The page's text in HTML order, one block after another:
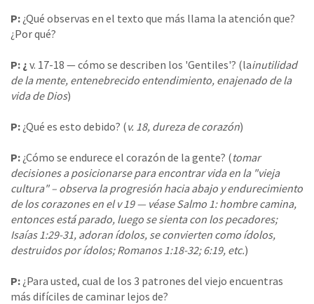
P: ¿Qué observas en el texto que más llama la atención que?
¿Por qué?
P: ¿ v. 17-18 — cómo se describen los 'Gentiles'? (lainutilidad
de la mente, entenebrecido entendimiento, enajenado de la
vida de Dios)
P: ¿Qué es esto debido? (v. 18, dureza de corazón)
P: ¿Cómo se endurece el corazón de la gente? (tomar
decisiones a posicionarse para encontrar vida en la "vieja
cultura" – observa la progresión hacia abajo y endurecimiento
de los corazones en el v 19 — véase Salmo 1: hombre camina,
entonces está parado, luego se sienta con los pecadores;
Isaías 1:29-31, adoran ídolos, se convierten como ídolos,
destruidos por ídolos; Romanos 1:18-32; 6:19, etc.)
P: ¿Para usted, cual de los 3 patrones del viejo encuentras
más difíciles de caminar lejos de?